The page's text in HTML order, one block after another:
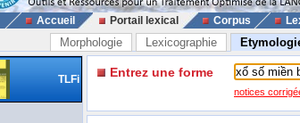
Accueil Portail lexical Corpus
Morphologie Lexicographie
TLFi Entrez une forme
notices